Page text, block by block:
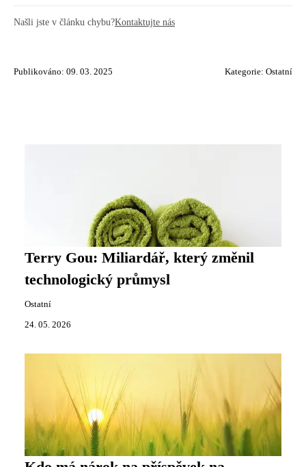
Našli jste v článku chybu?Kontaktujte nás
Publikováno: 09. 03. 2025 Kategorie: Ostatní
Terry Gou: Miliardář, který změnil
technologický průmysl
Ostatní
24. 05. 2026